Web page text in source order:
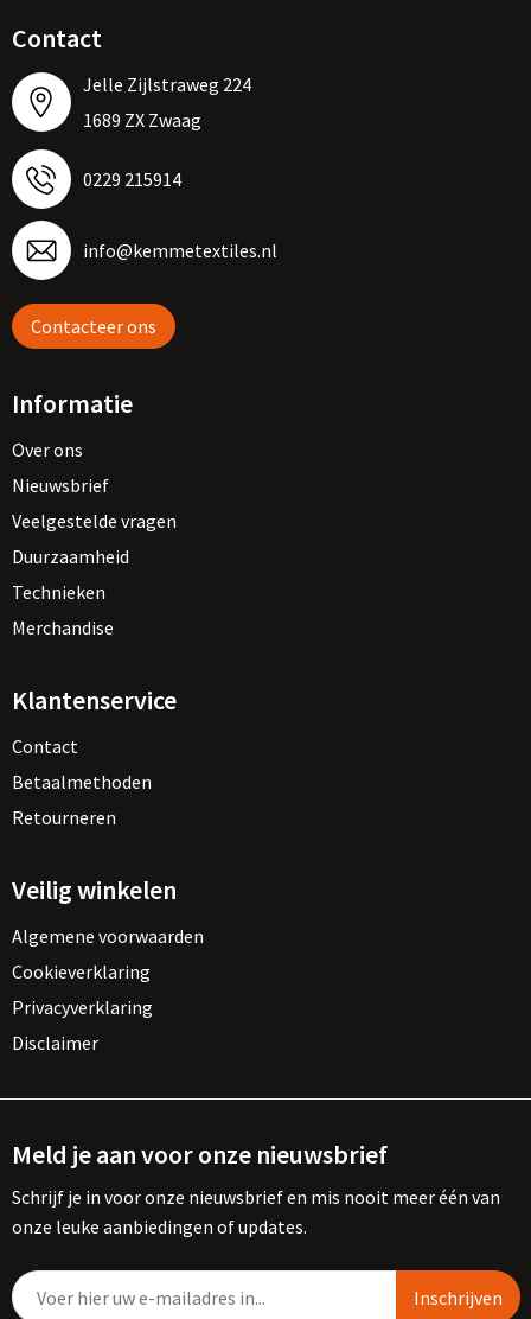
Contact
Jelle Zijlstraweg 224
1689 ZX Zwaag
0229 215914
info@kemmetextiles.nl
Contacteer ons
Informatie
Over ons
Nieuwsbrief
Veelgestelde vragen
Duurzaamheid
Technieken
Merchandise
Klantenservice
Contact
Betaalmethoden
Retourneren
Veilig winkelen
Algemene voorwaarden
Cookieverklaring
Privacyverklaring
Disclaimer
Meld je aan voor onze nieuwsbrief
Schrijf je in voor onze nieuwsbrief en mis nooit meer één van
onze leuke aanbiedingen of updates.